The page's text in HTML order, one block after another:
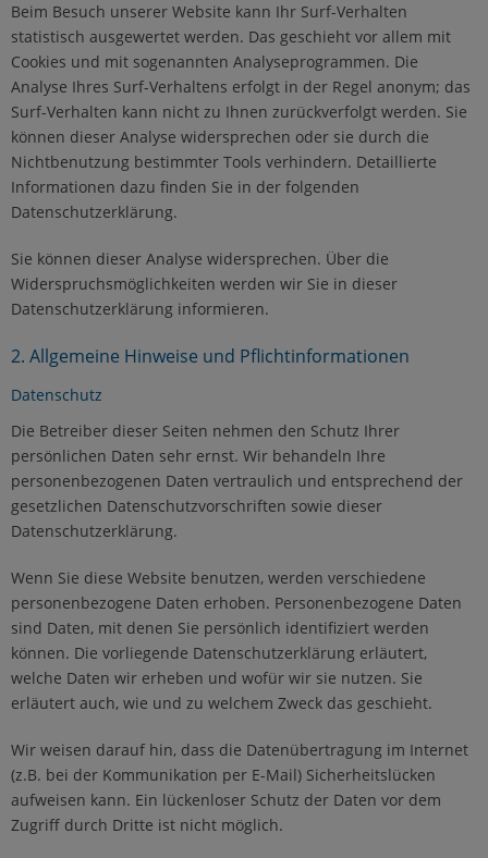
Beim Besuch unserer Website kann Ihr Surf-Verhalten
statistisch ausgewertet werden. Das geschieht vor allem mit
Cookies und mit sogenannten Analyseprogrammen. Die
Analyse Ihres Surf-Verhaltens erfolgt in der Regel anonym; das
Surf-Verhalten kann nicht zu Ihnen zurückverfolgt werden. Sie
können dieser Analyse widersprechen oder sie durch die
Nichtbenutzung bestimmter Tools verhindern. Detaillierte
Informationen dazu finden Sie in der folgenden
Datenschutzerklärung.
Sie können dieser Analyse widersprechen. Über die
Widerspruchsmöglichkeiten werden wir Sie in dieser
Datenschutzerklärung informieren.
2. Allgemeine Hinweise und Pflichtinformationen
Datenschutz
Die Betreiber dieser Seiten nehmen den Schutz Ihrer
persönlichen Daten sehr ernst. Wir behandeln Ihre
personenbezogenen Daten vertraulich und entsprechend der
gesetzlichen Datenschutzvorschriften sowie dieser
Datenschutzerklärung.
Wenn Sie diese Website benutzen, werden verschiedene
personenbezogene Daten erhoben. Personenbezogene Daten
sind Daten, mit denen Sie persönlich identifiziert werden
können. Die vorliegende Datenschutzerklärung erläutert,
welche Daten wir erheben und wofür wir sie nutzen. Sie
erläutert auch, wie und zu welchem Zweck das geschieht.
Wir weisen darauf hin, dass die Datenübertragung im Internet
(z.B. bei der Kommunikation per E-Mail) Sicherheitslücken
aufweisen kann. Ein lückenloser Schutz der Daten vor dem
Zugriff durch Dritte ist nicht möglich.